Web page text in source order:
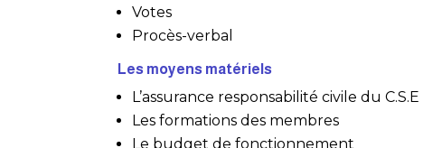
Votes
Procès-verbal
Les moyens matériels
L’assurance responsabilité civile du C.S.E
Les formations des membres
Le budget de fonctionnement